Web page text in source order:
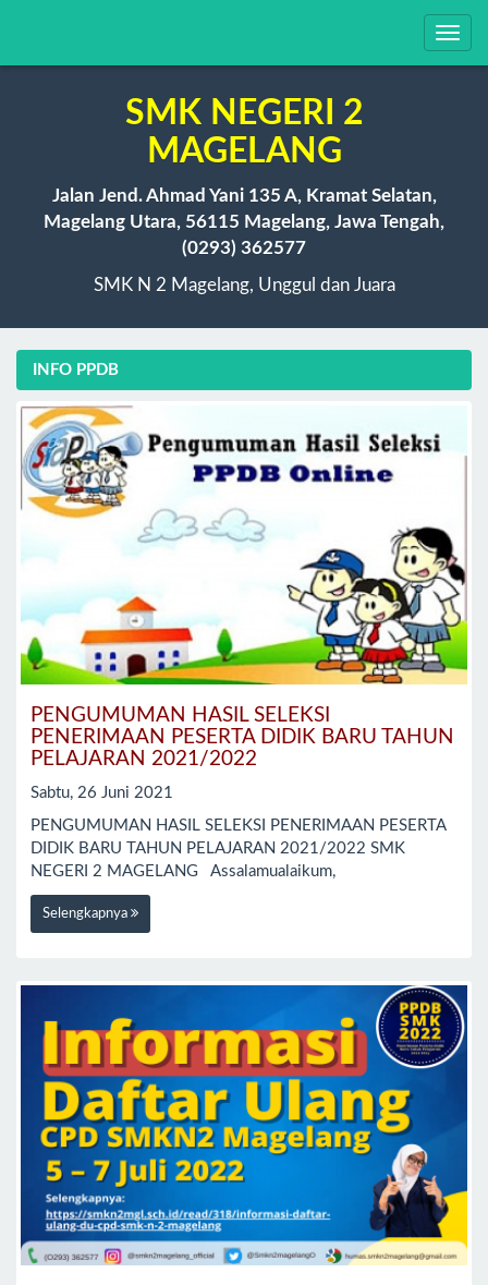
SMK NEGERI 2
MAGELANG
Jalan Jend. Ahmad Yani 135 A, Kramat Selatan,
Magelang Utara, 56115 Magelang, Jawa Tengah,
(0293) 362577
SMK N 2 Magelang, Unggul dan Juara
INFO PPDB
PENGUMUMAN HASIL SELEKSI
PENERIMAAN PESERTA DIDIK BARU TAHUN
PELAJARAN 2021/2022
Sabtu, 26 Juni 2021
PENGUMUMAN HASIL SELEKSI PENERIMAAN PESERTA
DIDIK BARU TAHUN PELAJARAN 2021/2022 SMK
NEGERI 2 MAGELANG Assalamualaikum,
Selengkapnya